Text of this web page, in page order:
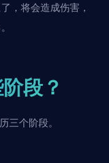
，将会造成伤害，
段？
三个阶段。